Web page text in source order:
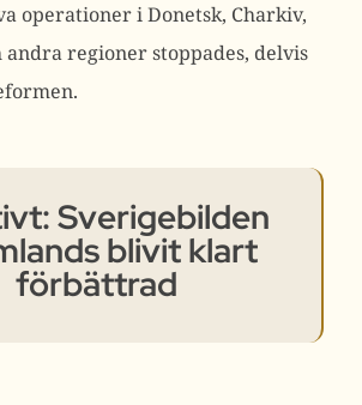
operationer i Donetsk, Charkiv,
andra regioner stoppades, delvis
Sverigebilden
blivit klart
förbättrad